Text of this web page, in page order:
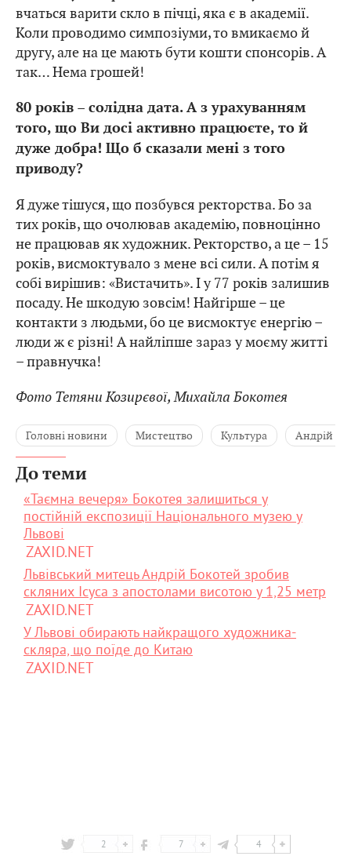
вчаться варити скло в пічці, яка є в академії.
Коли проводимо симпозіуми, то вмикаємо й
другу, але на це мають бути кошти спонсорів. А
так… Нема грошей!
80 років – солідна дата. А з урахуванням
того, що Ви досі активно працюєте, то й
дуже добра! Що б сказали мені з того
приводу?
Я дуже тішуся, що позбувся ректорства. Бо за
тих років, що очолював академію, повноцінно
не працював як художник. Ректорство, а це – 15
років, висмоктувало з мене всі сили. А потім я
собі вирішив: «Вистачить». І у 77 років залишив
посаду. Не шкодую зовсім! Найгірше – це
контакти з людьми, бо це висмоктує енергію –
люди ж є різні! А найліпше зараз у моєму житті
– правнучка!
Фото Тетяни Козирєвої, Михайла Бокотея
Головні новини Мистецтво Культура Андрій
До теми
«Таємна вечеря» Бокотея залишиться у
постійній експозиції Національного музею у
Львові
ZAXID.NET
Львівський митець Андрій Бокотей зробив
скляних Ісуса з апостолами висотою у 1,25 метр
ZAXID.NET
У Львові обирають найкращого художника-
скляра, що поїде до Китаю
ZAXID.NET
2 7 4